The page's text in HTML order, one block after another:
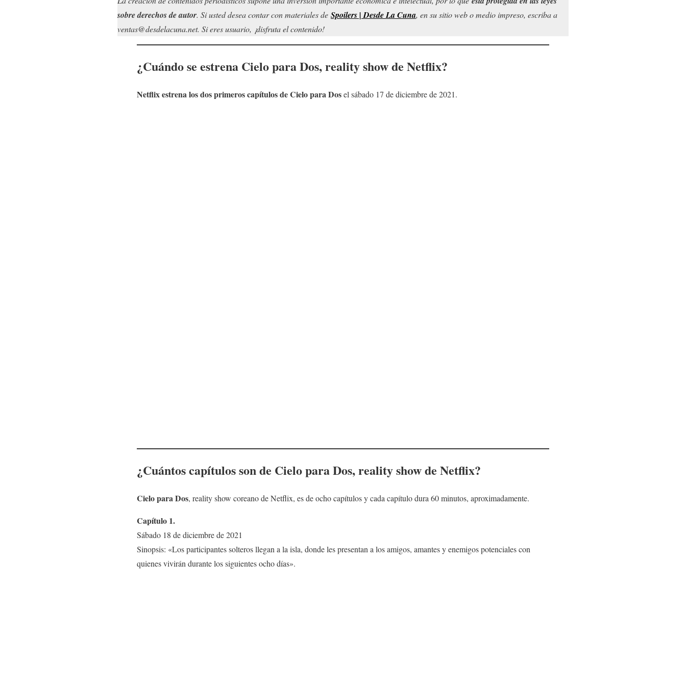
sobre derechos de autor. Si usted desea contar con materiales de Spoilers | Desde La Cuna, en su sitio web o medio impreso, escriba a
ventas@desdelacuna.net. Si eres usuario, ¡disfruta el contenido!
¿Cuándo se estrena Cielo para Dos, reality show de Netflix?
Netflix estrena los dos primeros capítulos deCielo para Dosel sábado 17 de diciembre de 2021.
¿Cuántos capítulos son de Cielo para Dos, reality show de Netflix?
Cielo para Dos, reality show coreano de Netflix, es de ocho capítulos y cada capítulo dura 60 minutos, aproximadamente.
Capítulo 1.
Sábado 18 de diciembre de 2021
Sinopsis: «Los participantes solteros llegan a la isla, donde les presentan a los amigos, amantes y enemigos potenciales con
quienes vivirán durante los siguientes ocho días».